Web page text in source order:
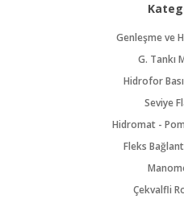
Genleşme ve
G. Tankı
Hidrofor
Seviye
Hidromat -
Fleks
Çekvalfli